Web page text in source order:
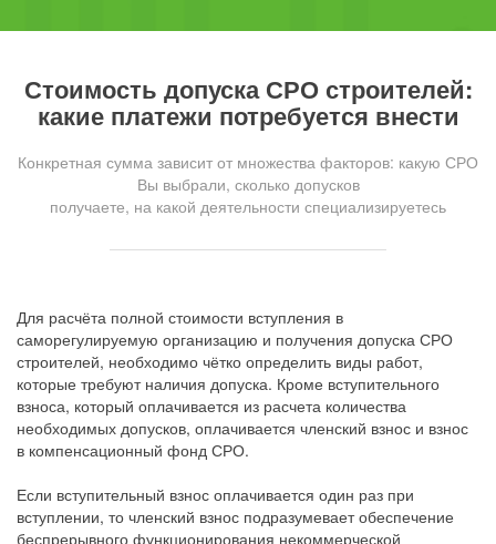
Стоимость допуска СРО строителей:
какие платежи потребуется внести
Конкретная сумма зависит от множества факторов: какую СРО
Вы выбрали, сколько допусков
получаете, на какой деятельности специализируетесь
Для расчёта полной стоимости вступления в
саморегулируемую организацию и получения допуска СРО
строителей, необходимо чётко определить виды работ,
которые требуют наличия допуска. Кроме вступительного
взноса, который оплачивается из расчета количества
необходимых допусков, оплачивается членский взнос и взнос
в компенсационный фонд СРО.
Если вступительный взнос оплачивается один раз при
вступлении, то членский взнос подразумевает обеспечение
беспрерывного функционирования некоммерческой